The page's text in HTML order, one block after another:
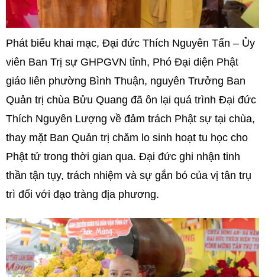
Phát biểu khai mạc, Đại đức Thích Nguyên Tấn – Ủy
viên Ban Trị sự GHPGVN tỉnh, Phó Đại diện Phật
giáo liên phường Bình Thuận, nguyên Trưởng Ban
Quản trị chùa Bửu Quang đã ôn lại quá trình Đại đức
Thích Nguyên Lượng về đảm trách Phật sự tại chùa,
thay mặt Ban Quản trị chăm lo sinh hoạt tu học cho
Phật tử trong thời gian qua. Đại đức ghi nhận tinh
thần tận tụy, trách nhiệm và sự gắn bó của vị tân trụ
trì đối với đạo tràng địa phương.